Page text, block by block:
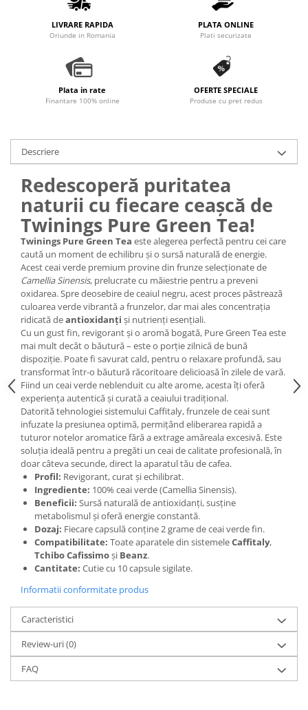
LIVRARE RAPIDA
Oriunde in Romania
PLATA ONLINE
Plati securizate
Plata in rate
Finantare 100% online
OFERTE SPECIALE
Produse cu pret redus
Descriere
Redescoperă puritatea
naturii cu fiecare ceașcă de
Twinings Pure Green Tea!
Twinings Pure Green Tea este alegerea perfectă pentru cei care
caută un moment de echilibru și o sursă naturală de energie.
Acest ceai verde premium provine din frunze selecționate de
Camellia Sinensis, prelucrate cu măiestrie pentru a preveni
oxidarea. Spre deosebire de ceaiul negru, acest proces păstrează
culoarea verde vibrantă a frunzelor, dar mai ales concentrația
ridicată deantioxidanți și nutrienți esențiali.
Cu un gust fin, revigorant și o aromă bogată, Pure Green Tea este
mai mult decât o băutură – este o porție zilnică de bună
dispoziție. Poate fi savurat cald, pentru o relaxare profundă, sau
transformat într-o băutură răcoritoare delicioasă în zilele de vară.
Fiind un ceai verde neblenduit cu alte arome, acesta îți oferă
experiența autentică și curată a ceaiului tradițional.
Datorită tehnologiei sistemului Caffitaly, frunzele de ceai sunt
infuzate la presiunea optimă, permițând eliberarea rapidă a
tuturor notelor aromatice fără a extrage amăreala excesivă. Este
soluția ideală pentru a pregăti un ceai de calitate profesională, în
doar câteva secunde, direct la aparatul tău de cafea.
Profil: Revigorant, curat și echilibrat.
Ingrediente: 100% ceai verde (Camellia Sinensis).
Beneficii: Sursă naturală de antioxidanți, susține
metabolismul și oferă energie constantă.
Dozaj: Fiecare capsulă conține 2 grame de ceai verde fin.
Compatibilitate: Toate aparatele din sistemeleCaffitaly,
Tchibo Cafissimoși Beanz.
Cantitate: Cutie cu 10 capsule sigilate.
Informatii conformitate produs
Caracteristici
Review-uri(0)
FAQ